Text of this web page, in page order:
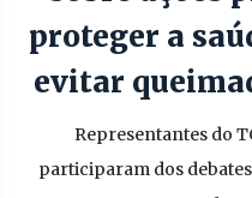
proteger a
evitar
Representantes do
participaram dos